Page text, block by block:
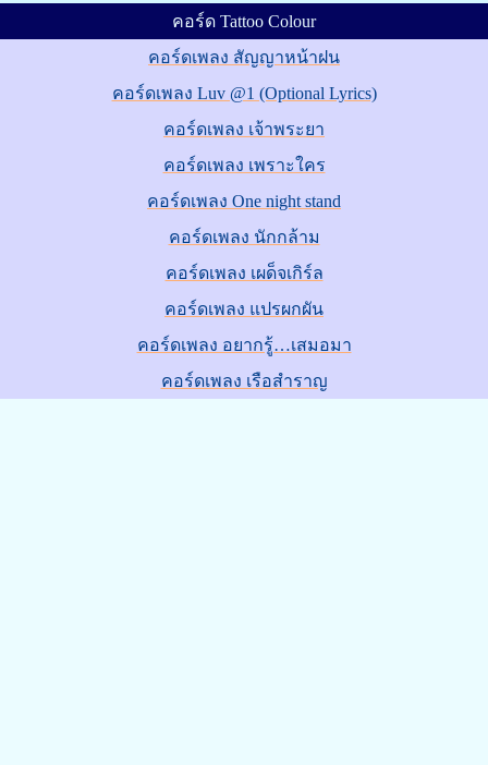
คอร์ด Tattoo Colour
คอร์ดเพลง สัญญาหน้าฝน
คอร์ดเพลง Luv @1 (Optional Lyrics)
คอร์ดเพลง เจ้าพระยา
คอร์ดเพลง เพราะใคร
คอร์ดเพลง One night stand
คอร์ดเพลง นักกล้าม
คอร์ดเพลง เผด็จเกิร์ล
คอร์ดเพลง แปรผกผัน
คอร์ดเพลง อยากรู้…เสมอมา
คอร์ดเพลง เรือสำราญ